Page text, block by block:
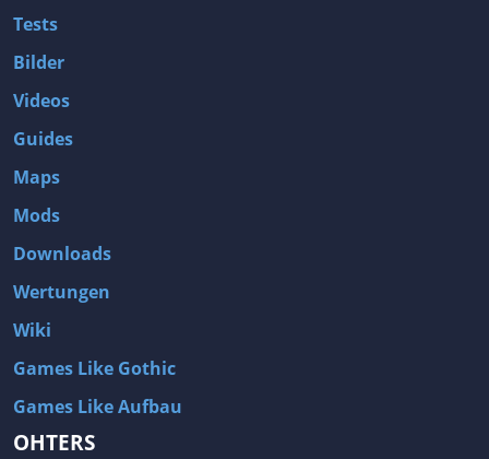
Tests
Bilder
Videos
Guides
Maps
Mods
Downloads
Wertungen
Wiki
Games Like Gothic
Games Like Aufbau
OHTERS